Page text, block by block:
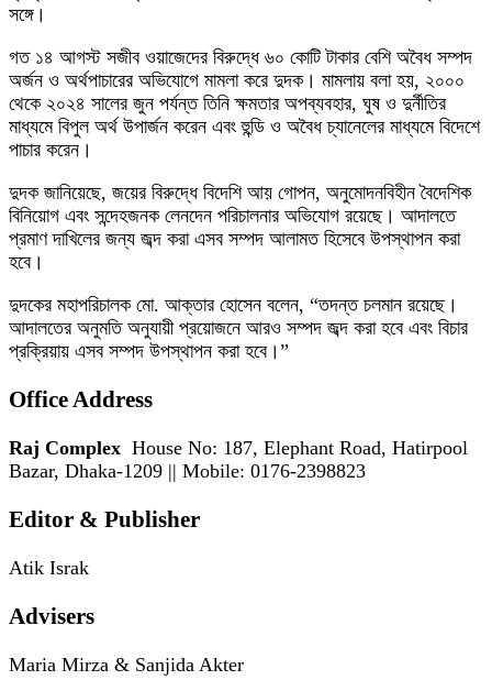
সঙ্গে।
গত ১৪ আগস্ট সজীব ওয়াজেদের বিরুদ্ধে ৬০ কোটি টাকার বেশি অবৈধ সম্পদ
অর্জন ও অর্থপাচারের অভিযোগে মামলা করে দুদক। মামলায় বলা হয়, ২০০০
থেকে ২০২৪ সালের জুন পর্যন্ত তিনি ক্ষমতার অপব্যবহার, ঘুষ ও দুর্নীতির
মাধ্যমে বিপুল অর্থ উপার্জন করেন এবং হুন্ডি ও অবৈধ চ্যানেলের মাধ্যমে বিদেশে
পাচার করেন।
দুদক জানিয়েছে, জয়ের বিরুদ্ধে বিদেশি আয় গোপন, অনুমোদনবিহীন বৈদেশিক
বিনিয়োগ এবং সন্দেহজনক লেনদেন পরিচালনার অভিযোগ রয়েছে। আদালতে
প্রমাণ দাখিলের জন্য জব্দ করা এসব সম্পদ আলামত হিসেবে উপস্থাপন করা
হবে।
দুদকের মহাপরিচালক মো. আক্তার হোসেন বলেন, “তদন্ত চলমান রয়েছে।
আদালতের অনুমতি অনুযায়ী প্রয়োজনে আরও সম্পদ জব্দ করা হবে এবং বিচার
প্রক্রিয়ায় এসব সম্পদ উপস্থাপন করা হবে।”
Office Address
Raj Complex House No: 187, Elephant Road, Hatirpool
Bazar, Dhaka-1209 || Mobile: 0176-2398823
Editor & Publisher
Atik Israk
Advisers
Maria Mirza & Sanjida Akter